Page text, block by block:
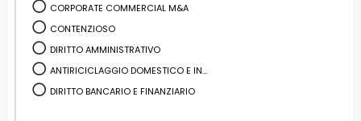
CORPORATE COMMERCIAL M&A
CONTENZIOSO
DIRITTO AMMINISTRATIVO
ANTIRICICLAGGIO DOMESTICO E IN...
DIRITTO BANCARIO E FINANZIARIO